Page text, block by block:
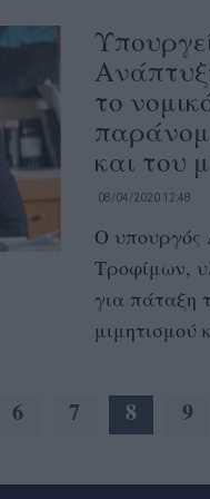
το
και του
08/04/2020 12:48
Ο υπουργός
Τροφίμων,
για πάταξη
μιμητισμού
6 7 8 9